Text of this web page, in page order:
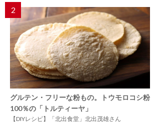
2
グルテン・フリーな粉もの。トウモロコシ粉
100％の「トルティーヤ」
【DIYレシピ】「北出食堂」北出茂雄さん